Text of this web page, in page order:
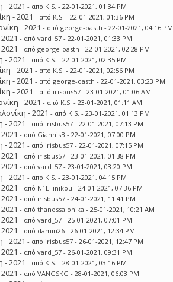
- 2021 - από K.S. - 22-01-2021, 01:34 PM
- 2021 - από K.S. - 22-01-2021, 01:36 PM
- 2021 - απόgeorge-oasth - 22-01-2021, 04:16 PM
- απόvard_57 - 22-01-2021, 01:33 PM
- απόgeorge-oasth - 22-01-2021, 02:28 PM
- 2021 - από K.S. - 22-01-2021, 02:35 PM
- 2021 - από K.S. - 22-01-2021, 02:56 PM
- 2021 - απόgeorge-oasth - 22-01-2021, 03:23 PM
- 2021 - από irisbus57 - 23-01-2021, 01:06 AM
- 2021 - από K.S. - 23-01-2021, 01:11 AM
- 2021 - από K.S. - 23-01-2021, 01:13 PM
- 2021 - από irisbus57 - 22-01-2021, 07:13 PM
- από GiannisB - 22-01-2021, 07:00 PM
- 2021 - από irisbus57 - 22-01-2021, 07:15 PM
- από irisbus57 - 23-01-2021, 01:38 PM
- απόvard_57 - 23-01-2021, 03:20 PM
- 2021 - από K.S. - 23-01-2021, 04:15 PM
- από N1Ellinikou - 24-01-2021, 07:36 PM
- από irisbus57 - 24-01-2021, 11:41 PM
- απόthanossalonika - 25-01-2021, 10:21 AM
- απόvard_57 - 25-01-2021, 07:01 PM
- από damin26 - 26-01-2021, 12:34 PM
- 2021 - από irisbus57 - 26-01-2021, 12:47 PM
- απόvard_57 - 26-01-2021, 09:31 PM
- 2021 - από K.S. - 28-01-2021, 03:16 PM
- απόVANGSKG - 28-01-2021, 06:03 PM